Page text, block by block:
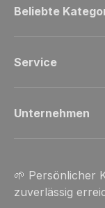
Beliebte
Service
Unternehmen
🌱 Persönlicher
zuverlässig